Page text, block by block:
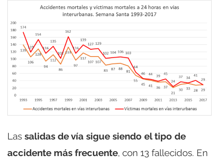
Las salidas de vía sigue siendo el tipo de
accidente más frecuente, con 13 fallecidos. En